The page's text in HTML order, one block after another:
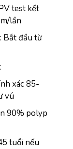
test kết
lần
Bắt đầu từ
xác 85-
vú
90% polyp
tuổi nếu